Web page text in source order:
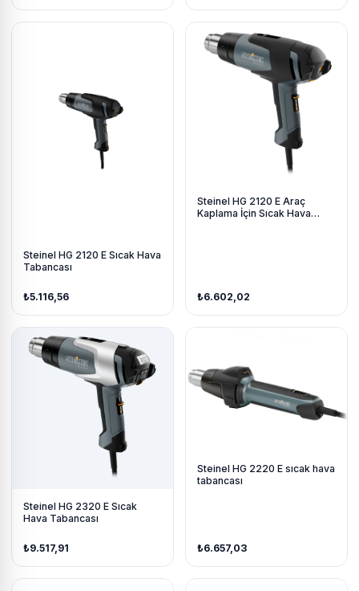
Steinel HG 2120 E Sıcak Hava
Tabancası
₺5.116,56
Steinel HG 2120 E Araç
Kaplama İçin Sıcak Hava
₺6.602,02
Steinel HG 2320 E Sıcak
Hava Tabancası
₺9.517,91
Steinel HG 2220 E sıcak hava
tabancası
₺6.657,03